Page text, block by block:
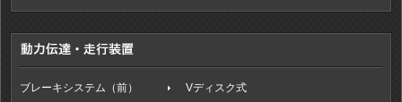
ブレーキシステム（前）
Vディスク式